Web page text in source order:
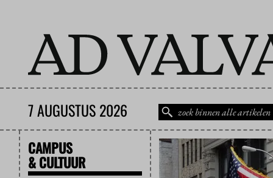
7 AUGUSTUS 2026
CAMPUS
& CULTUUR